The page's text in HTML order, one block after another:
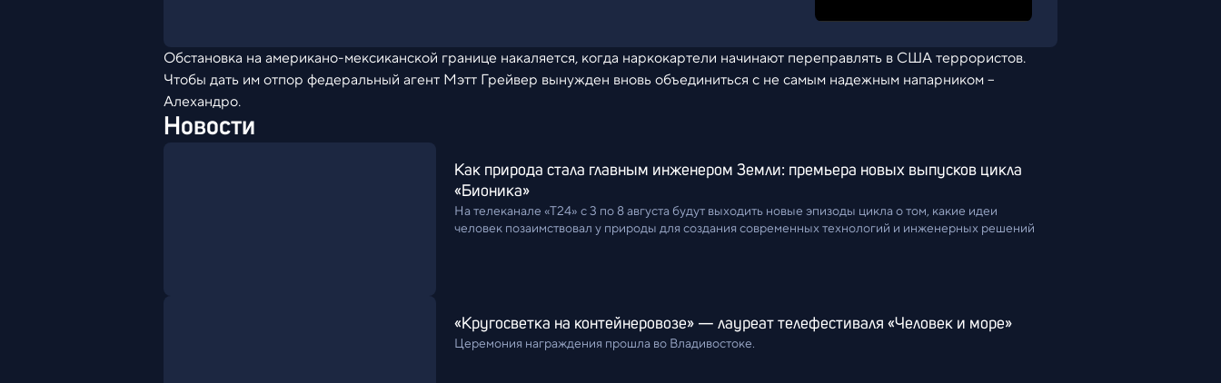
Обстановка на американо-мексиканской границе накаляется, когда наркокартели начинают переправлять в США террористов.
Чтобы дать им отпор федеральный агент Мэтт Грейвер вынужден вновь объединиться с не самым надежным напарником –
Алехандро.
Новости
Как природа стала главным инженером Земли: премьера новых выпусков цикла
«Бионика»
На телеканале «Т24» с 3 по 8 августа будут выходить новые эпизоды цикла о том, какие идеи
человек позаимствовал у природы для создания современных технологий и инженерных решений
«Кругосветка на контейнеровозе» — лауреат телефестиваля «Человек и море»
Церемония награждения прошла во Владивостоке.